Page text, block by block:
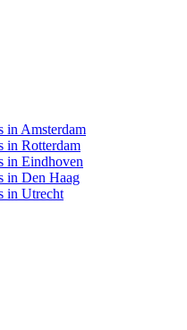
in Amsterdam
in Rotterdam
in Eindhoven
in Den Haag
in Utrecht